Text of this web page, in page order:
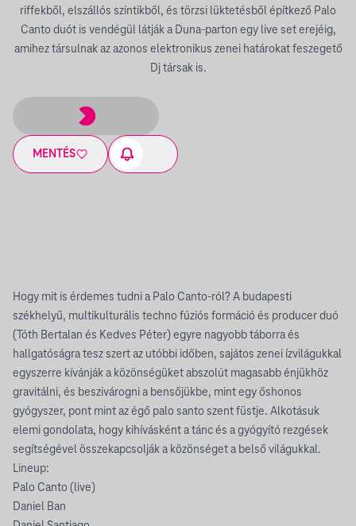
riffekből, elszállós szintikből, és törzsi lüktetésből építkező Palo
Canto duót is vendégül látják a Duna-parton egy live set erejéig,
amihez társulnak az azonos elektronikus zenei határokat feszegető
Dj társak is.
MENTÉS
Hogy mit is érdemes tudni a Palo Canto-ról? A budapesti
székhelyű, multikulturális techno fúziós formáció és producer duó
(Tóth Bertalan és Kedves Péter) egyre nagyobb táborra és
hallgatóságra tesz szert az utóbbi időben, sajátos zenei ízvilágukkal
egyszerre kívánják a közönségüket abszolút magasabb énjükhöz
gravitálni, és beszivárogni a bensőjükbe, mint egy őshonos
gyógyszer, pont mint az égő palo santo szent füstje. Alkotásuk
elemi gondolata, hogy kihívásként a tánc és a gyógyító rezgések
segítségével összekapcsolják a közönséget a belső világukkal.
Lineup:
Palo Canto (live)
Daniel Ban